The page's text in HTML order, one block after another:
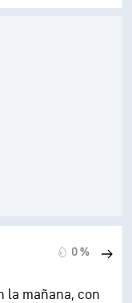
0 %
la mañana, con